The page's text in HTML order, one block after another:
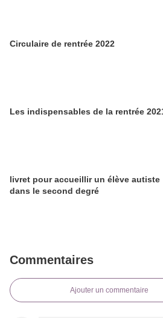
Circulaire de rentrée 2022
Les indispensables de la rentrée
livret pour accueillir un élève autiste
dans le second degré
Commentaires
Ajouter un commentaire